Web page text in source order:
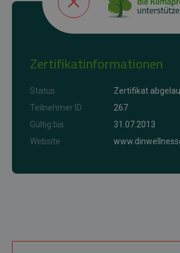
Zertifikatinformationen
Status
Zertifikat
Teilnehmer ID
267
Gültig bis
31.07.2013
Website